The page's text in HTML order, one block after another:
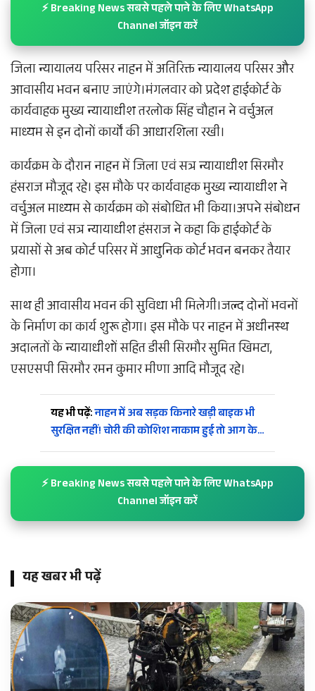
⚡ Breaking News सबसे पहले पाने के लिए WhatsApp
Channel जॉइन करें
जिला न्यायालय परिसर नाहन में अतिरिक्त न्यायालय परिसर और
आवासीय भवन बनाए जाएंगे।मंगलवार को प्रदेश हाईकोर्ट के
कार्यवाहक मुख्य न्यायाधीश तरलोक सिंह चौहान ने वर्चुअल
माध्यम से इन दोनों कार्यों की आधारशिला रखी।
कार्यक्रम के दौरान नाहन में जिला एवं सत्र न्यायाधीश सिरमौर
हंसराज मौजूद रहे। इस मौके पर कार्यवाहक मुख्य न्यायाधीश ने
वर्चुअल माध्यम से कार्यक्रम को संबोधित भी किया।अपने संबोधन
में जिला एवं सत्र न्यायाधीश हंसराज ने कहा कि हाईकोर्ट के
प्रयासों से अब कोर्ट परिसर में आधुनिक कोर्ट भवन बनकर तैयार
होगा।
साथ ही आवासीय भवन की सुविधा भी मिलेगी।जल्द दोनों भवनों
के निर्माण का कार्य शुरू होगा। इस मौके पर नाहन में अधीनस्थ
अदालतों के न्यायाधीशों सहित डीसी सिरमौर सुमित खिमटा,
एसएसपी सिरमौर रमन कुमार मीणा आदि मौजूद रहे।
यह भी पढ़ें:नाहन में अब सड़क किनारे खड़ी बाइक भी
सुरक्षित नहीं! चोरी की कोशिश नाकाम हुई तो आग के…
⚡ Breaking News सबसे पहले पाने के लिए WhatsApp
Channel जॉइन करें
यह खबर भी पढ़ें